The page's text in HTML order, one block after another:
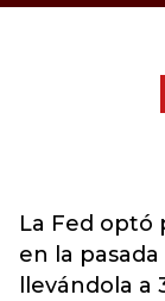
La Fed optó
en la
llevándola a